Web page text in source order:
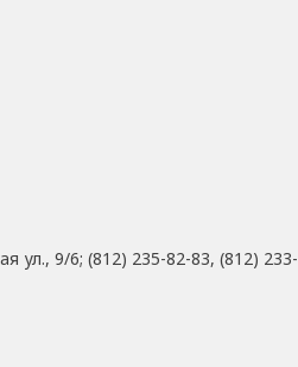
ул., 9/6; (812) 235-82-83, (812) 233-